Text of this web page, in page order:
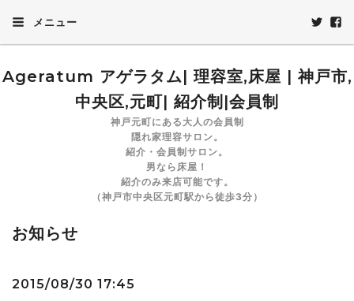
メニュー
Ageratum アゲラタム| 理容室,床屋 | 神戸市,
中央区,元町| 紹介制|会員制
神戸元町にある大人の会員制
隠れ家理容サロン。
紹介・会員制サロン。
男なら床屋！
紹介のみ来店可能です。
（神戸市中央区元町駅から徒歩3分）
お知らせ
2015/08/30 17:45